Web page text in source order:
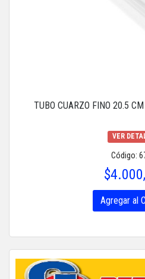
TUBO CUARZO FINO 20.5
VER
Código:
Agregar al